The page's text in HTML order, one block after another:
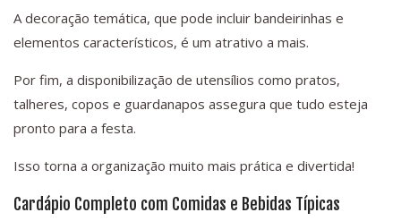
A decoração temática, que pode incluir bandeirinhas e
elementos característicos, é um atrativo a mais.
Por fim, a disponibilização de utensílios como pratos,
talheres, copos e guardanapos assegura que tudo esteja
pronto para a festa.
Isso torna a organização muito mais prática e divertida!
Cardápio Completo com Comidas e Bebidas Típicas